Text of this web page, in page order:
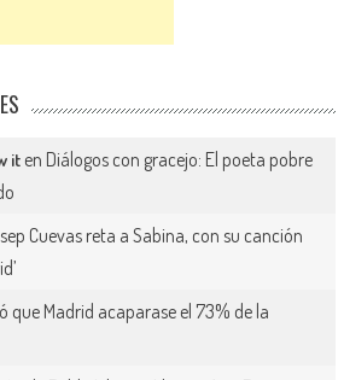
iten Diálogos con gracejo: El poeta pobre
Cuevas reta a Sabina, con su canción
que Madrid acaparase el 73% de la